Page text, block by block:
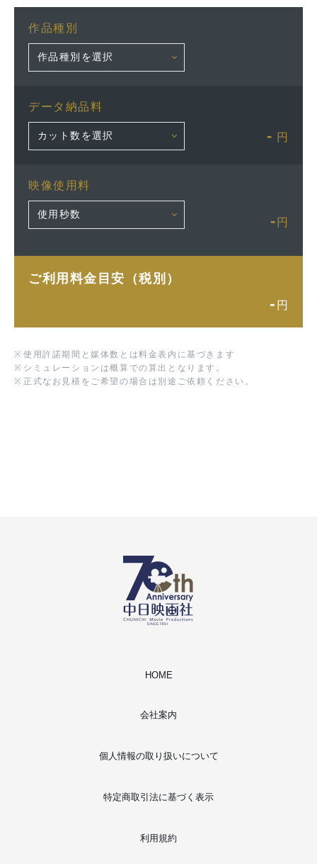
作品種別
データ納品料
- 円
映像使用料
- 円
ご利用料金目安（税別）
- 円
※ 使用許諾期間と媒体数とは料金表内に基づきます
※ シミュレーションは概算での算出となります。
※ 正式なお見積をご希望の場合は別途ご依頼ください。
HOME
会社案内
個人情報の取り扱いについて
特定商取引法に基づく表示
利用規約